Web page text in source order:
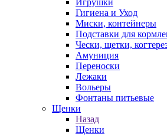
Игрушки
Гигиена и Уход
Миски, контейнеры
Подставки для
Чески, щетки,
Амуниция
Переноски
Лежаки
Вольеры
Фонтаны питьевые
Щенки
Назад
Щенки